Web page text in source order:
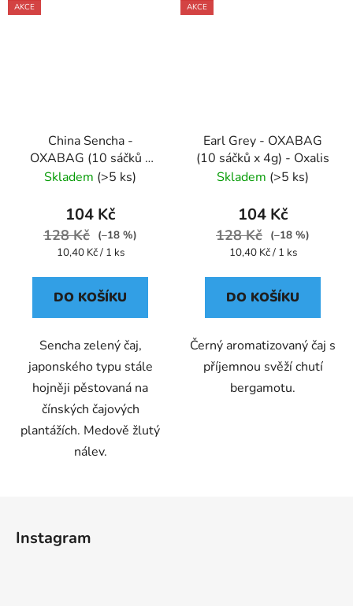
AKCE
China Sencha -
OXABAG (10 sáčků x
4g) - Oxalis
Skladem (>5 ks)
104 Kč
128 Kč
(–18 %)
Měrná
10,40 Kč / 1 ks
DO KOŠÍKU
Sencha zelený čaj,
japonského typu stále
hojněji pěstovaná na
čínských čajových
plantážích. Medově žlutý
nálev.
AKCE
Earl Grey - OXABAG
(10 sáčků x 4g) - Oxalis
Skladem (>5 ks)
104 Kč
128 Kč
(–18 %)
Měrná
10,40 Kč / 1 ks
DO KOŠÍKU
Černý aromatizovaný čaj s
příjemnou svěží chutí
bergamotu.
Instagram